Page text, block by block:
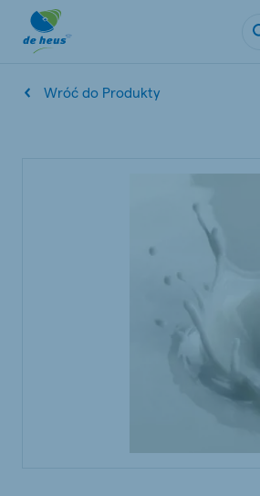
Wróć do Produkty